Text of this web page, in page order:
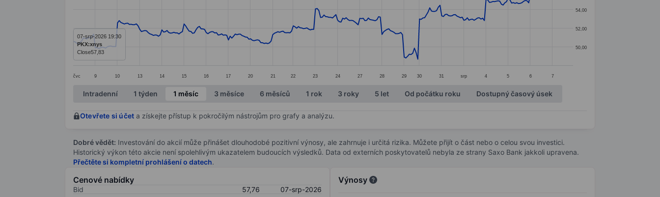
The chart has 1 Y axis displaying values. Data ranges from 48.66 to 57.91.
čvc 9 10 13 14 15 16 17 20 21 22 23 24 27 28 29 30 31 srp 4 5 6 7
50,00
52,00
54,00
07-srp-2026 19:30
PKX:xnys
Close57,83
End of interactive chart.
Intradenní 1 týden 1 měsíc 3 měsíce 6 měsíců 1 rok 3 roky 5 let Od počátku roku Dostupný časový úsek
Otevřete si účet a získejte přístup k pokročilým nástrojům pro grafy a analýzu.
Dobré vědět: Investování do akcií může přinášet dlouhodobé pozitivní výnosy, ale zahrnuje i určitá rizika. Můžete přijít o část nebo o celou svou investici.
Historický výkon této akcie není spolehlivým ukazatelem budoucích výsledků. Data od externích poskytovatelů nebyla ze strany Saxo Bank jakkoli upravena.
Přečtěte si kompletní prohlášení o datech.
Cenové nabídky
Bid 57,76
07-srp-2026
Výnosy